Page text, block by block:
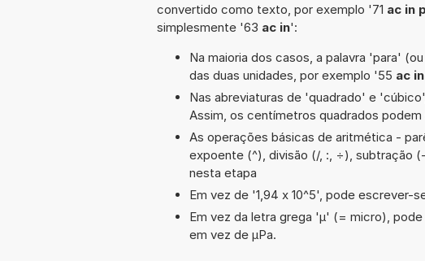
convertido como texto, por exemplo '71 ac in
simplesmente '63 ac in':
Na maioria dos casos, a palavra 'para'
das duas unidades, por exemplo '55 ac
Nas abreviaturas de 'quadrado' e
Assim, os centímetros quadrados
As operações básicas de aritmética -
expoente (^), divisão (/, :, ÷), subtração
nesta etapa
Em vez de '1,94 x 10^5', pode escrever-
Em vez da letra grega 'µ' (= micro),
em vez de µPa.